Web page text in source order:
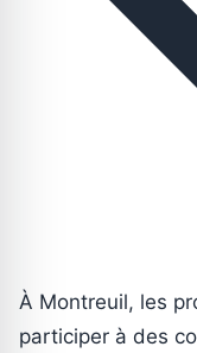
À Montreuil, les
participer à des